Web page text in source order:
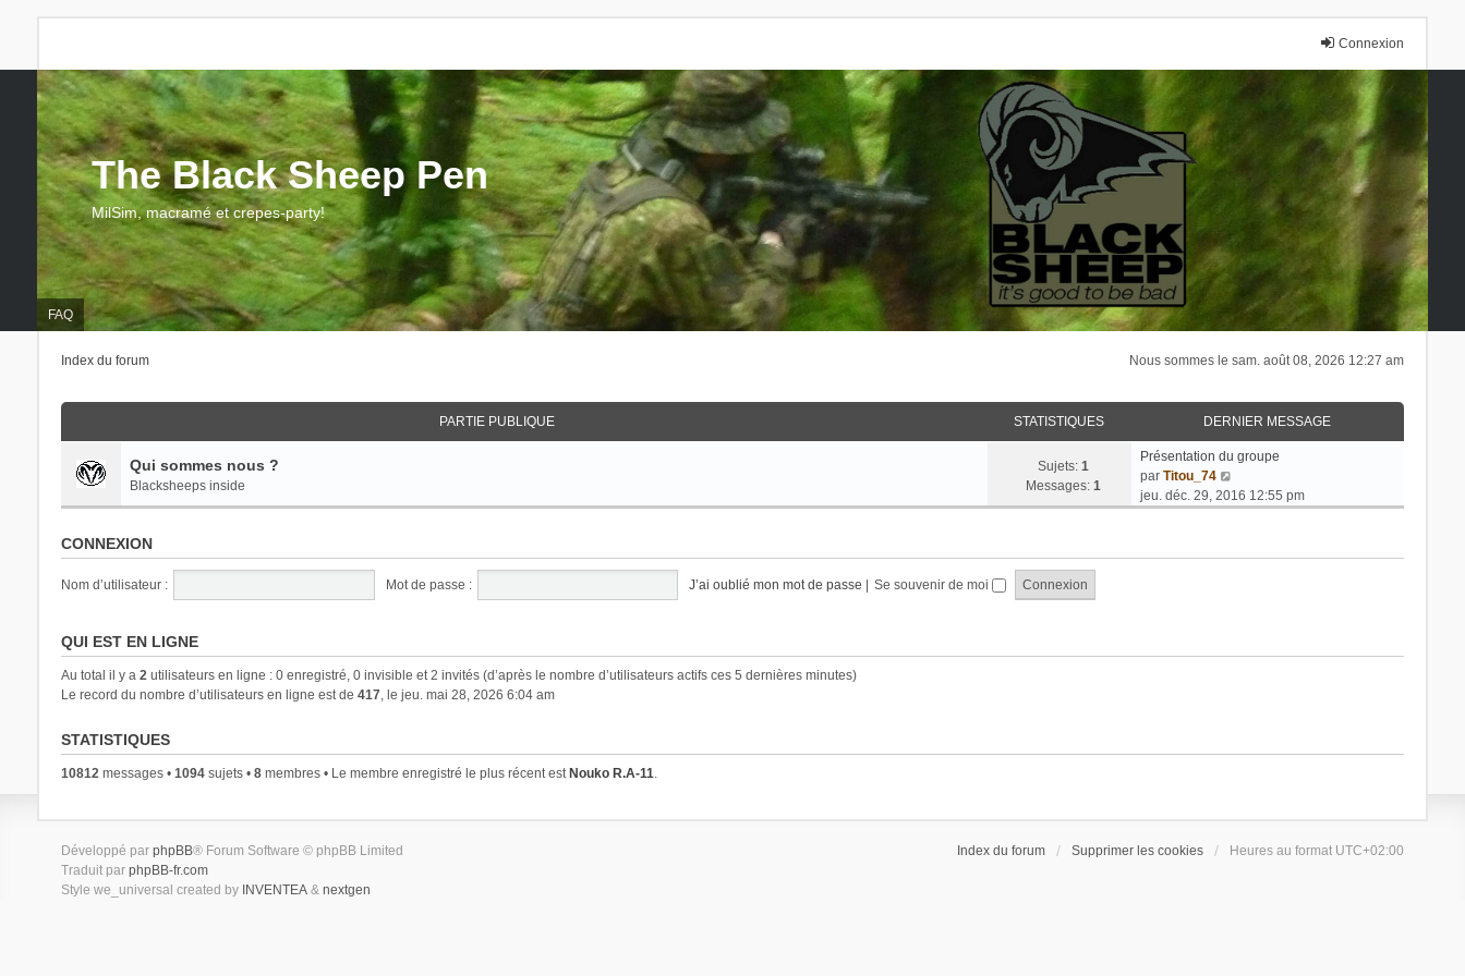
Connexion
FAQ
The Black Sheep Pen
MilSim, macramé et crepes-party!
Nous sommes le sam. août 08, 2026 12:27 am
Index du forum
PARTIE PUBLIQUE STATISTIQUES DERNIER MESSAGE
Qui sommes nous ?
Blacksheeps inside
Sujets:1
Messages:1
Présentation du groupe
par Titou_74
o
e
jeu. déc. 29, 2016 12:55 pm
CONNEXION
Nom d’utilisateur : Mot de passe : J’ai oublié mon mot de passe Se souvenir de moi
QUI EST EN LIGNE
Au total il y a 2utilisateurs en ligne : 0 enregistré, 0 invisible et 2 invités (d’après le nombre d’utilisateurs actifs ces 5 dernières minutes)
Le record du nombre d’utilisateurs en ligne est de 417, le jeu. mai 28, 2026 6:04 am
STATISTIQUES
10812messages • 1094sujets • 8membres • Le membre enregistré le plus récent est Nouko R.A-11.
Index du forum Supprimer les cookies Heures au format UTC+02:00
Développé par phpBB® Forum Software © phpBB Limited
Traduit par phpBB-fr.com
Style we_universal created by INVENTEA& nextgen